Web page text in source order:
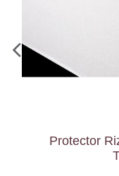
Protector